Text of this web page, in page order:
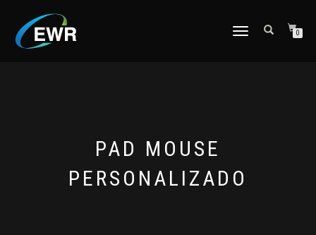
CAMBIAR
0
PAD MOUSE
PERSONALIZADO